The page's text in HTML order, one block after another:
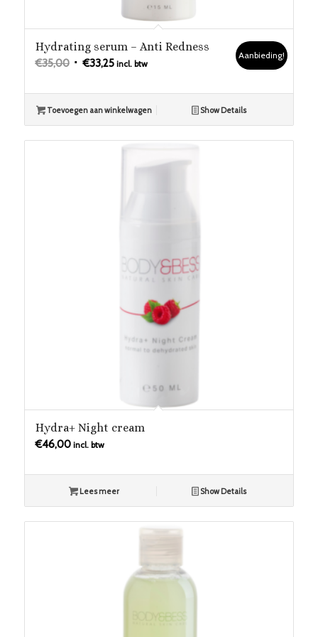
Hydrating serum – Anti Redness
€35,00 Oorspronkelijke
was:
€35,00.
€33,25Huidige
is:
€33,25.
incl. btw
Aanbieding!
Toevoegen aan winkelwagen Show Details
Hydra+ Night cream
€46,00 incl. btw
Lees meer Show Details